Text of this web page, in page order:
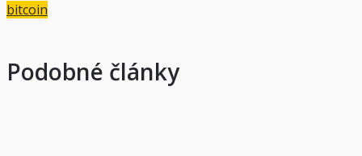
bitcoin
Podobné články